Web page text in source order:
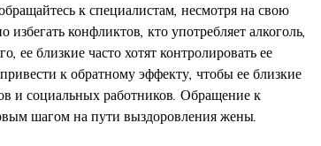
к специалистам, несмотря на свою
конфликтов, кто употребляет алкоголь,
ее близкие часто хотят контролировать ее
к обратному эффекту, чтобы ее близкие
и социальных работников. Обращение к
шагом на пути выздоровления жены.